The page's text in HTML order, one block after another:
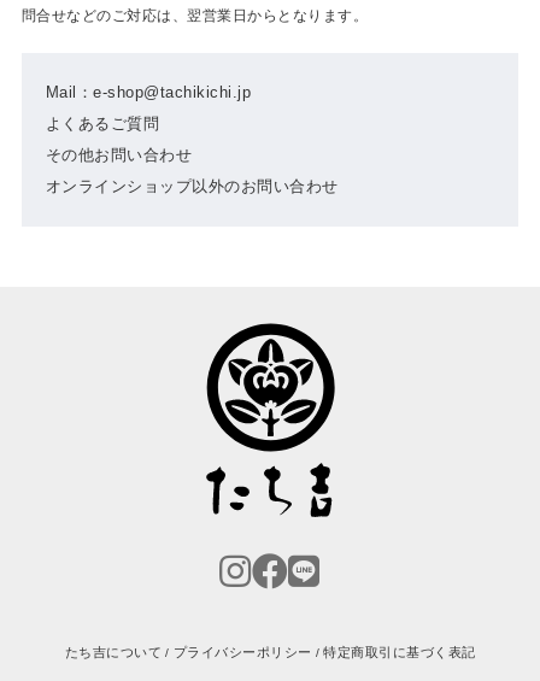
Mail：e-shop@tachikichi.jp
よくあるご質問
その他お問い合わせ
オンラインショップ以外のお問い合わせ
問合せなどのご対応は、翌営業日からとなります。
たち吉について プライバシーポリシー 特定商取引に基づく表記